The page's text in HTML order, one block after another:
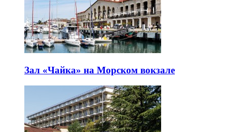
Зал «Чайка» на Морском вокзале